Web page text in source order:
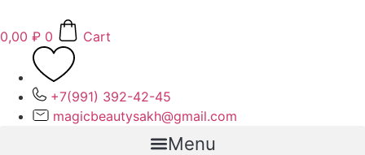
к
содержимому
0,00 ₽ 0 Cart
+7(991) 392-42-45
magicbeautysakh@gmail.com
Menu